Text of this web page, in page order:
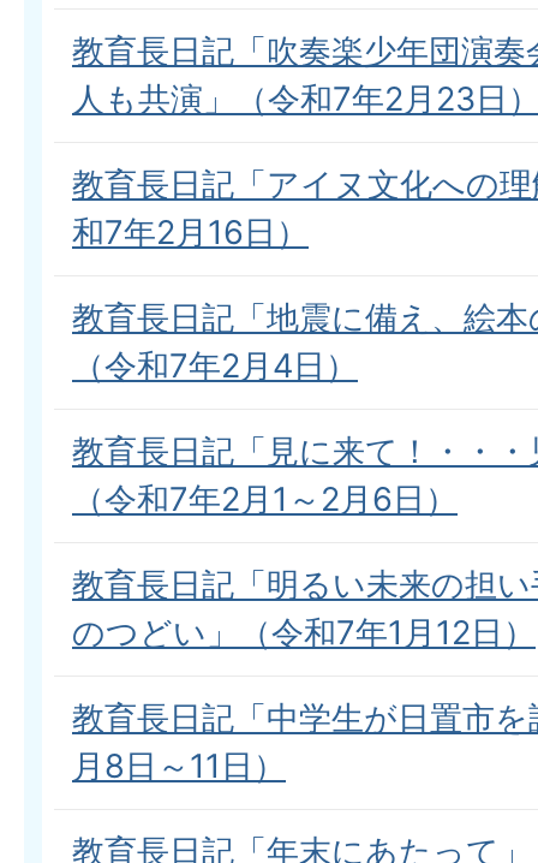
教育長日記「吹奏楽少年団演
人も共演」（令和7年2月23日
教育長日記「アイヌ文化への
和7年2月16日）
教育長日記「地震に備え、絵
（令和7年2月4日）
教育長日記「見に来て！・・
（令和7年2月1～2月6日）
教育長日記「明るい未来の担
のつどい」（令和7年1月12日）
教育長日記「中学生が日置市
月8日～11日）
教育長日記「年末にあたって